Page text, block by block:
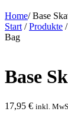
Home/Base
Start /Produkte /
Bag
Base
17,95 € inkl.